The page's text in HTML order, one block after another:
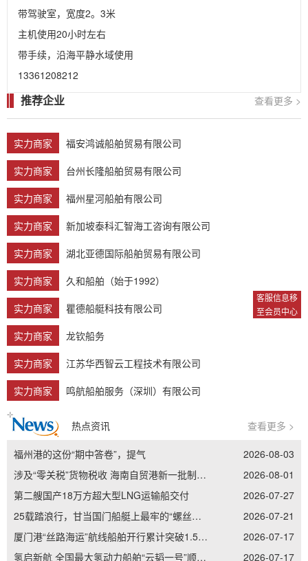
客服信息移
至会员中心
带驾驶室，宽度2。3米
主机使用20小时左右
带手续，沿海平静水域使用
13361208212
推荐企业 查看更多 >
实力商家
福安鸿诚船舶贸易有限公司
实力商家
台州长隆船舶贸易有限公司
实力商家
福州星河船舶有限公司
实力商家
新加坡泰科汇智海工咨询有限公司
实力商家
湖北亚德国际船舶贸易有限公司
实力商家
久和船舶（始于1992）
实力商家
瞿德船艇科技有限公司
实力商家
龙钦船务
实力商家
江苏华西智云工程技术有限公司
实力商家
鸣航船舶服务（深圳）有限公司
热点资讯 查看更多 >
福州港的这份“期中答卷”，提气
2026-08-03
涉及“零关税”货物税收 海南自贸港新一批制度集成创新案例发布
2026-08-01
第二艘国产18万方超大型LNG运输船交付
2026-07-27
25载踏浪行，甘当国门船艇上最牢的“螺丝钉”——记南通边检老兵李加立的“硬核”坚守
2026-07-21
厦门港“丝路海运”航线船舶开行累计突破1.5万艘次
2026-07-17
氢启新航 全国最大氢动力船舶“云韬一号”顺利吉水
2026-07-17